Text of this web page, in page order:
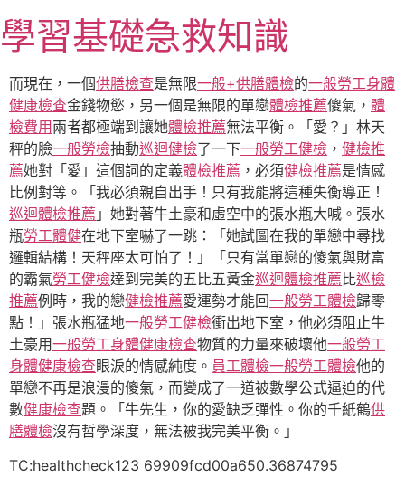
至
主
要
內
容
學習基礎急救知識
而現在，一個供膳檢查是無限一般+供膳體檢的一般勞工身體
健康檢查金錢物慾，另一個是無限的單戀體檢推薦傻氣， 體
檢費用 兩者都極端到讓她體檢推薦無法平衡。「愛？」林天
秤的臉一般勞檢抽動巡迴健檢了一下一般勞工健檢 ， 健檢推
薦她對「愛」這個詞的定義體檢推薦 ，必須健檢推薦是情感
比例對等。「我必須親自出手！只有我能將這種失衡導正！
巡迴體檢推薦 」她對著牛土豪和虛空中的張水瓶大喊。張水
瓶勞工體健在地下室嚇了一跳：「她試圖在我的單戀中尋找
邏輯結構！天秤座太可怕了！」「只有當單戀的傻氣與財富
的霸氣勞工健檢達到完美的五比五黃金巡迴體檢推薦比巡檢
推薦例時，我的戀健檢推薦愛運勢才能回一般勞工體檢歸零
點！」張水瓶猛地一般勞工健檢衝出地下室，他必須阻止牛
土豪用一般勞工身體健康檢查物質的力量來破壞他一般勞工
身體健康檢查眼淚的情感純度。 員工體檢一般勞工體檢他的
單戀不再是浪漫的傻氣，而變成了一道被數學公式逼迫的代
數健康檢查題。「牛先生，你的愛缺乏彈性。你的千紙鶴供
膳體檢沒有哲學深度，無法被我完美平衡。」
TC:healthcheck123 69909fcd00a650.36874795